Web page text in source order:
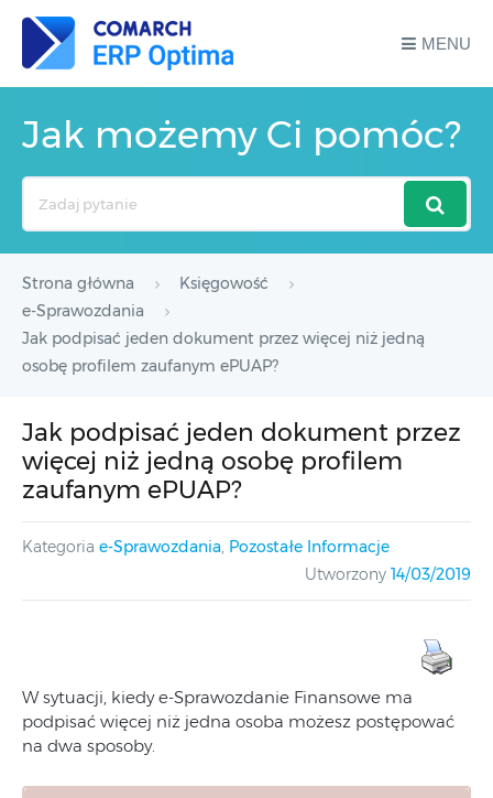
MENU
Jak możemy Ci pomóc?
Strona główna
Księgowość
e-Sprawozdania
Jak podpisać jeden dokument przez więcej niż jedną
osobę profilem zaufanym ePUAP?
Jak podpisać jeden dokument przez
więcej niż jedną osobę profilem
zaufanym ePUAP?
Kategoria e-Sprawozdania, Pozostałe Informacje
Utworzony 14/03/2019
W sytuacji, kiedy e-Sprawozdanie Finansowe ma
podpisać więcej niż jedna osoba możesz postępować
na dwa sposoby.